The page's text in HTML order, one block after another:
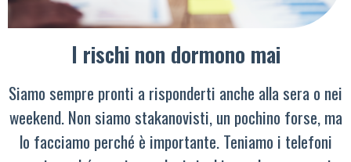
I rischi non dormono mai
Siamo sempre pronti a risponderti anche alla sera o nei
weekend. Non siamo stakanovisti, un pochino forse, ma
lo facciamo perché è importante. Teniamo i telefoni